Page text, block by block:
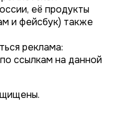
её продукты
и фейсбук) также
реклама:
ссылкам на данной